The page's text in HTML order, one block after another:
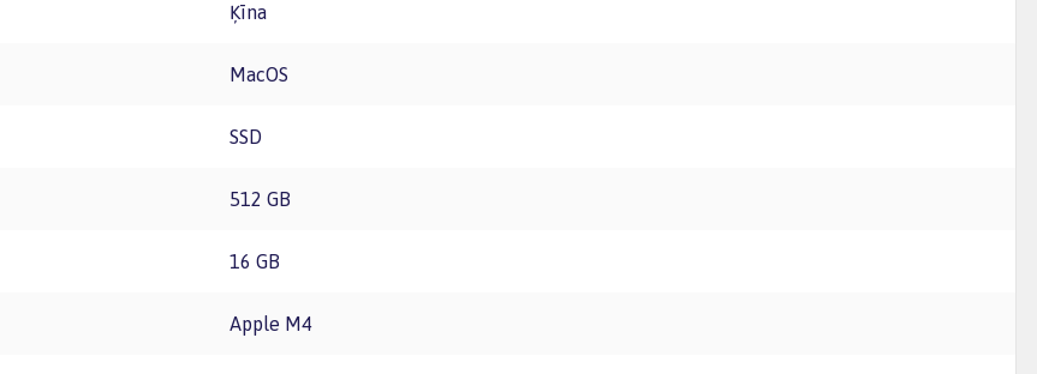
Ķīna
macOS
SSD
512 GB
16 GB
Apple M4